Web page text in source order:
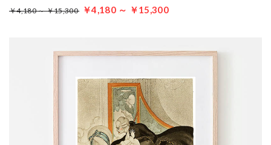
￥4,180 ～ ￥15,300 ￥4,180 ～ ￥15,300